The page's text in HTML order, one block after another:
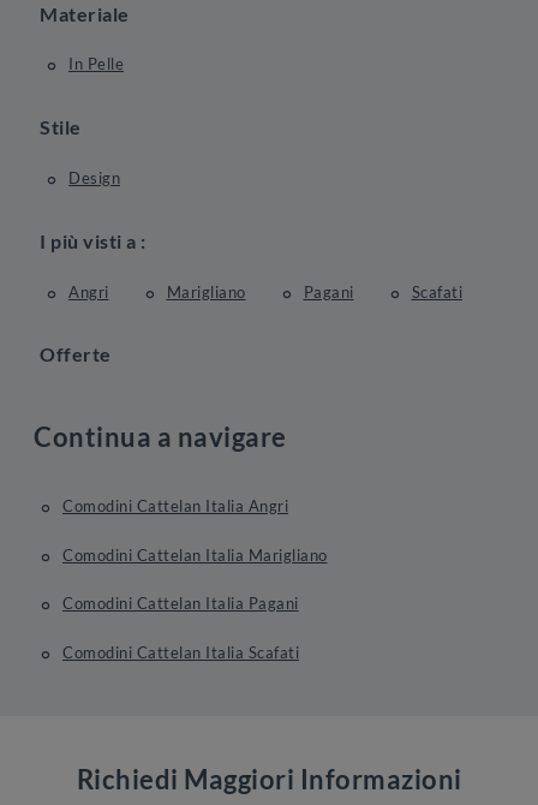
Materiale
In Pelle
Stile
Design
I più visti a :
Angri Marigliano Pagani Scafati
Offerte
Continua a navigare
Comodini Cattelan Italia Angri
Comodini Cattelan Italia Marigliano
Comodini Cattelan Italia Pagani
Comodini Cattelan Italia Scafati
Richiedi Maggiori Informazioni